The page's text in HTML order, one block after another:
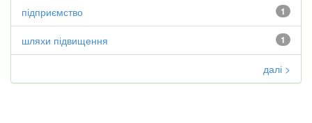
1
підприємство
1
шляхи підвищення
далі >